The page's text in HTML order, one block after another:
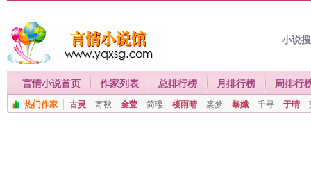
小说
言情小说首页 作家列表 总排行榜 月排行榜 周排行
热门作家 古灵 寄秋 金萱 简璎 楼雨晴 裘梦 黎孅 千寻 于晴